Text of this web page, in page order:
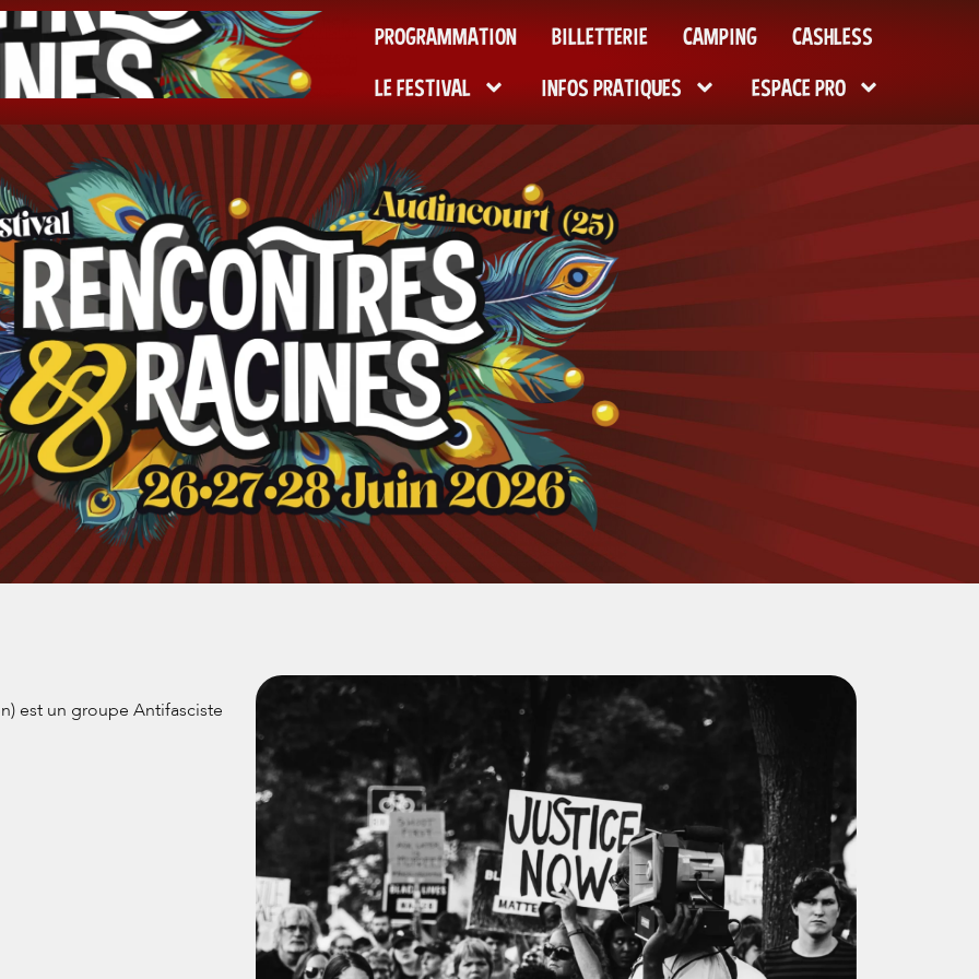
PROGRAMMATION BILLETTERIE CAMPING
CASHLESS
LE FESTIVAL
INFOS PRATIQUES ESPACE PRO
est un groupe Antifasciste